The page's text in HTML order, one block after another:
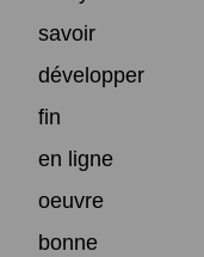
savoir
développer
fin
en ligne
oeuvre
bonne